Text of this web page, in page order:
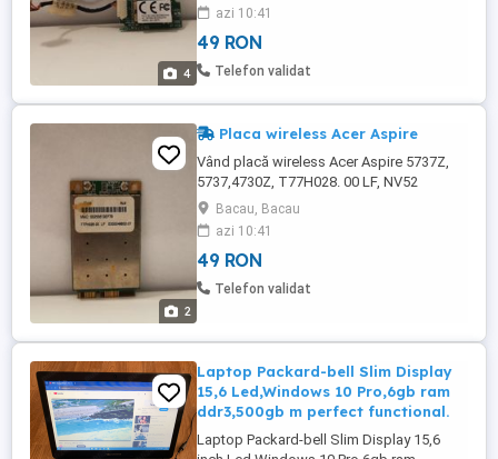
4
azi 10:41
49 RON
Telefon validat
2
Placa wireless Acer Aspire
Vând placă wireless Acer Aspire 5737Z,
5737,4730Z, T77H028. 00 LF, NV52
NV5214U, MS2274.
Bacau, Bacau
azi 10:41
49 RON
Telefon validat
Laptop Packard-bell Slim Display
15,6 Led,Windows 10 Pro,6gb ram
ddr3,500gb m perfect functional.
Laptop Packard-bell Slim Display 15,6